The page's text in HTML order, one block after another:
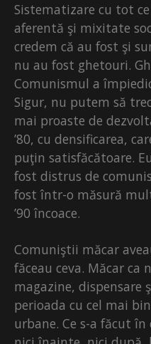
Sistematizare cu tot
aferentă şi mixitate
credem că au fost şi
nu au fost ghetouri.
Comunismul a
Sigur, nu putem să
mai proaste de
’80, cu densificarea,
puţin satisfăcătoare.
fost distrus de
fost într-o măsură
’90 încoace.
Comuniştii măcar
făceau ceva. Măcar ca
magazine, dispensare
perioada cu cel mai
urbane. Ce s-a făcut